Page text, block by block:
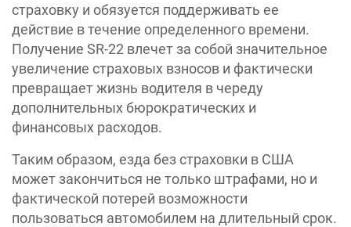
страховку и обязуется поддерживать ее
действие в течение определенного времени.
Получение SR-22 влечет за собой значительное
увеличение страховых взносов и фактически
превращает жизнь водителя в череду
дополнительных бюрократических и
финансовых расходов.
Таким образом, езда без страховки в США
может закончиться не только штрафами, но и
фактической потерей возможности
пользоваться автомобилем на длительный срок.